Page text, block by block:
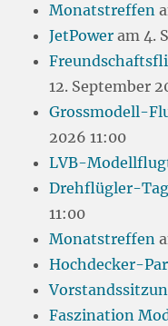
Monatstreffen
JetPower am 4.
12. September
Grossmodell-
2026 11:00
LVB-
Drehflügler-Tag
11:00
Monatstreffen
Hochdecker-
Faszination